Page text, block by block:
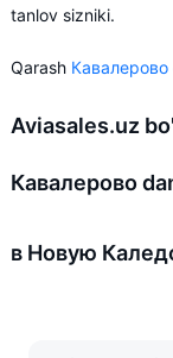
tanlov sizniki.
Qarash
Aviasales.uz
Кавалерово
в Новую